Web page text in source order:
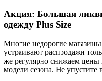
Акция: Большая
одежду Plus Size
Многие недорогие
устраивают распродажи
же регулярно снижаем цены
модели сезона. Не упустите